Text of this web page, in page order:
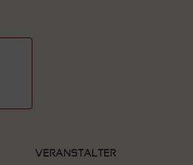
VERANSTALTER